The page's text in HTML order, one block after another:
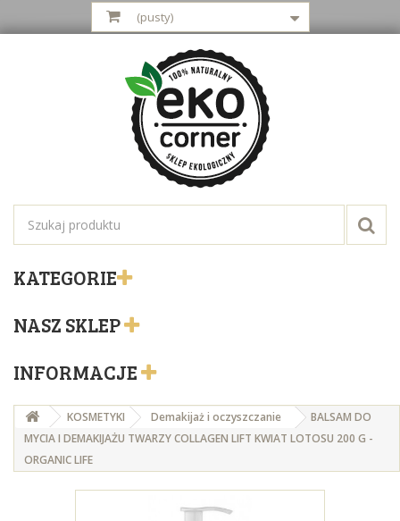
(pusty)
KATEGORIE
NASZ SKLEP
INFORMACJE
KOSMETYKI Demakijaż i oczyszczanie
BALSAM DO
MYCIA I DEMAKIJAŻU TWARZY COLLAGEN LIFT KWIAT LOTOSU 200 G -
ORGANIC LIFE